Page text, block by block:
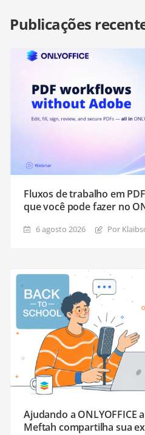
Publicações
Fluxos de trabalho em
que você pode fazer no
6 agosto 2026 Por
Ajudando a ONLYOFFICE
Meftah compartilha sua